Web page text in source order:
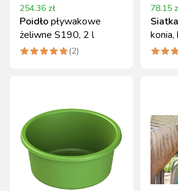
254.36 zł
Poidłopływakowe
żeliwne S190, 2 l
(2)
78.15
Siatka
konia,
oczko